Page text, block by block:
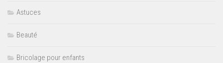
Astuces
Beauté
Bricolage pour enfants